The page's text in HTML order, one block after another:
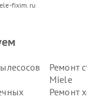
fixim.ru
Ремонт
Miele
Ремонт